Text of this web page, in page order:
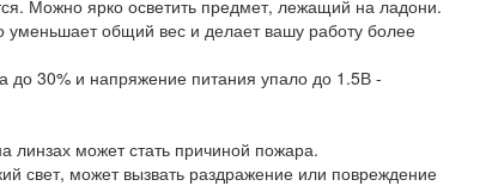
Можно ярко осветить предмет, лежащий на ладони.
уменьшает общий вес и делает вашу работу более
до 30% и напряжение питания упало до 1.5В -
линзах может стать причиной пожара.
свет, может вызвать раздражение или повреждение